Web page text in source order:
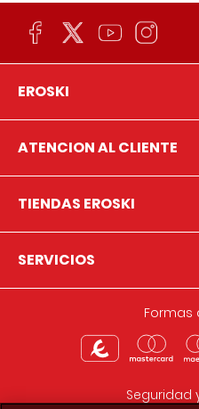
EROSKI
ATENCION AL CLIENTE
TIENDAS EROSKI
SERVICIOS
Formas
Seguridad